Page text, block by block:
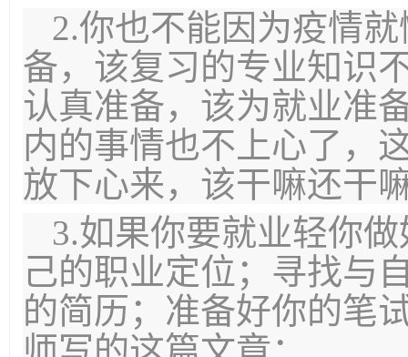
2.你也不能因为疫情
备，该复习的专业知识
认真准备，该为就业准
内的事情也不上心了，
放下心来，该干嘛还干
3.如果你要就业轻你
己的职业定位；寻找与
的简历；准备好你的笔